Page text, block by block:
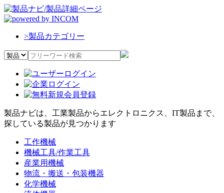
>製品カテゴリー
製品ナビは、工業製品からエレクトロニクス、IT製品まで、
探している製品が見つかります
工作機械
機械工具/作業工具
産業用機械
物流・搬送・包装機器
化学機械